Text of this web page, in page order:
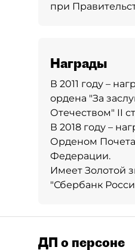
при
Награды
В 2011 году –
ордена "За
Отечеством" II
В 2018 году –
Орденом
Федерации.
Имеет Золотой
"Сбербанк
ДП о персоне